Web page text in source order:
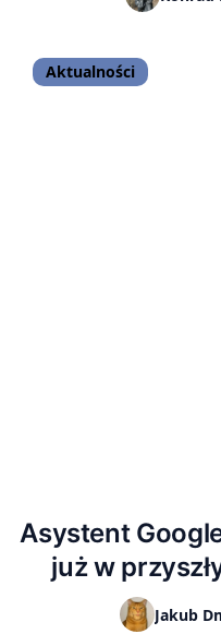
wciskając nam
Aktualności
Asystent
już w
września